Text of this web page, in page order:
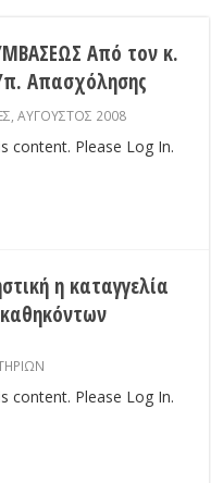
Από τον κ.
Απασχόλησης
,ΑΥΓΟΥΣΤΟΣ 2008
content. Please Log In.
η καταγγελία
content. Please Log In.